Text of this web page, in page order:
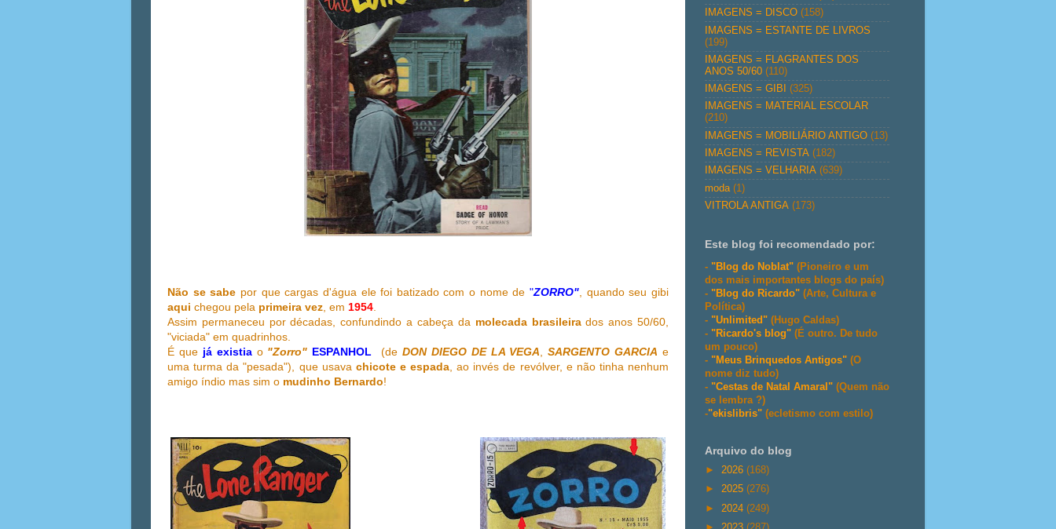
Não se sabe por que cargas d'água ele foi batizado com o nome de"ZORRO", quando seu gibi
aqui chegou pela primeira vez, em 1954.
Assim permaneceu por décadas, confundindo a cabeça da molecada brasileirados anos 50/60,
"viciada" em quadrinhos.
É quejá existiao "Zorro" ESPANHOL (de DON DIEGO DE LA VEGA,SARGENTO GARCIA e
uma turma da "pesada"), que usava chicote e espada, ao invés de revólver, e não tinha nenhum
amigo índio mas sim o mudinho Bernardo!
IMAGENS = DISCO (158)
IMAGENS = ESTANTE DE LIVROS
(199)
IMAGENS = FLAGRANTES DOS
ANOS 50/60 (110)
IMAGENS = GIBI
(325)
IMAGENS = MATERIAL ESCOLAR
(210)
IMAGENS = MOBILIÁRIO ANTIGO (13)
IMAGENS = REVISTA (182)
IMAGENS = VELHARIA (639)
moda (1)
VITROLA ANTIGA (173)
Este blog foi recomendado por:
- "Blog do Noblat" (Pioneiro e um
dos mais importantes blogs do país)
- "Blog do Ricardo" (Arte, Cultura e
Política)
- "Unlimited" (Hugo Caldas)
- "Ricardo's blog" (É outro. De tudo
um pouco)
- "Meus Brinquedos Antigos" (O
nome diz tudo)
- "Cestas de Natal Amaral" (Quem não
se lembra ?)
-"ekislibris" (ecletismo com estilo)
Arquivo do blog
► 2026 (168)
► 2025 (276)
► 2024 (249)